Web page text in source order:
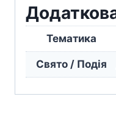
Тематика
Свято / Подія